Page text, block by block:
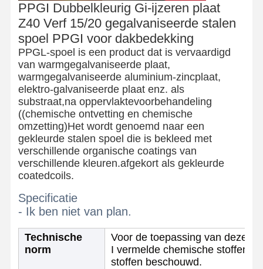
PPGI Dubbelkleurig Gi-ijzeren plaat
Z40 Verf 15/20 gegalvaniseerde stalen
spoel PPGI voor dakbedekking
PPGL-spoel is een product dat is vervaardigd
van warmgegalvaniseerde plaat,
warmgegalvaniseerde aluminium-zincplaat,
elektro-galvaniseerde plaat enz. als
substraat,na oppervlaktevoorbehandeling
((chemische ontvetting en chemische
omzetting)Het wordt genoemd naar een
gekleurde stalen spoel die is bekleed met
verschillende organische coatings van
verschillende kleuren.afgekort als gekleurde
coatedcoils.
Specificatie
- Ik ben niet van plan.
Technische
norm
Voor de toepassing van deze
I vermelde chemische stoffen
stoffen beschouwd.